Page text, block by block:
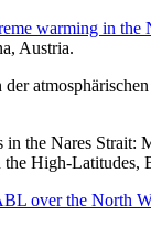
warming in the
Austria.
the Nares
High-Latitudes,
over the North